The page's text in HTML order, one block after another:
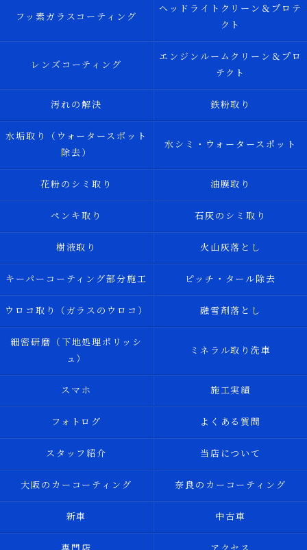
フッ素ガラスコーティング
ヘッドライトクリーン＆プロテ
クト
レンズコーティング
エンジンルームクリーン＆プロ
テクト
汚れの解決 鉄粉取り
水垢取り（ウォータースポット
除去）
水シミ・ウォータースポット
花粉のシミ取り 油膜取り
ペンキ取り 石灰のシミ取り
樹液取り 火山灰落とし
キーパーコーティング部分施工 ピッチ・タール除去
ウロコ取り（ガラスのウロコ） 融雪剤落とし
細密研磨（下地処理ポリッシ
ュ）
ミネラル取り洗車
スマホ 施工実績
フォトログ よくある質問
スタッフ紹介 当店について
大阪のカーコーティング 奈良のカーコーティング
新車 中古車